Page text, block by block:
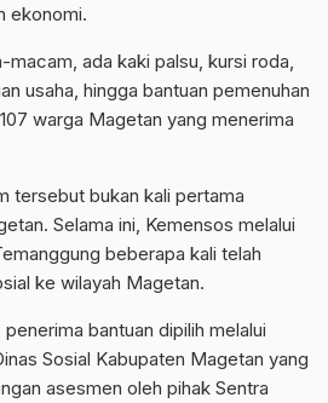
ekonomi.
ada kaki palsu, kursi roda,
usaha, hingga bantuan pemenuhan
warga Magetan yang menerima
tersebut bukan kali pertama
Selama ini, Kemensos melalui
beberapa kali telah
ke wilayah Magetan.
bantuan dipilih melalui
Sosial Kabupaten Magetan yang
asesmen oleh pihak Sentra